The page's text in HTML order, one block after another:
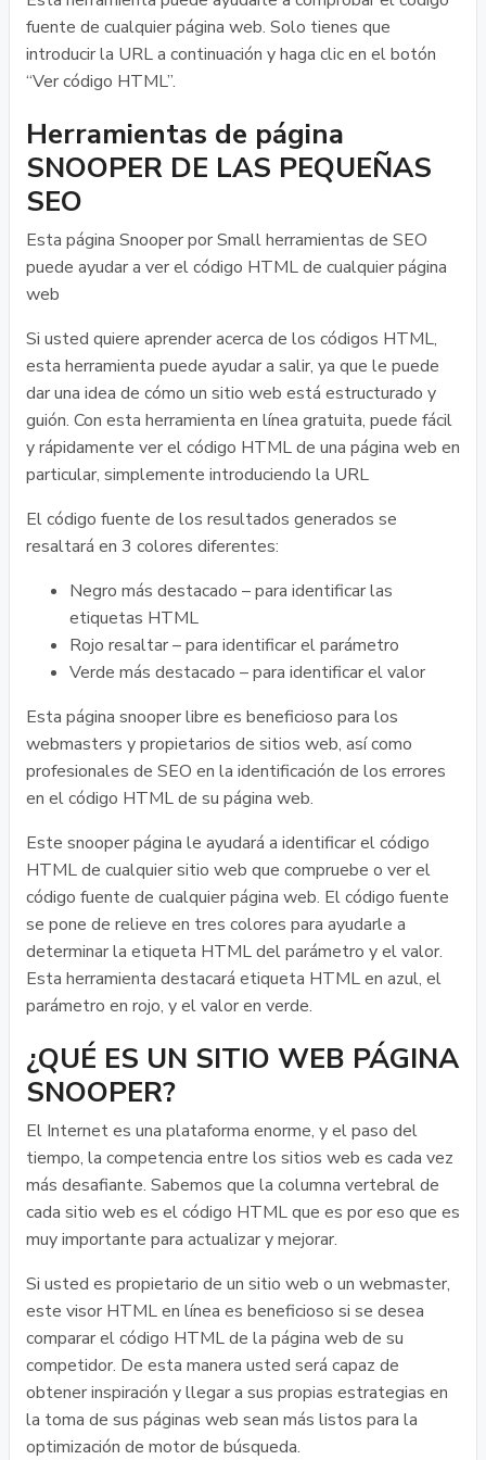
fuente de cualquier página web. Solo tienes que
introducir la URL a continuación y haga clic en el botón
“Ver código HTML”.
Herramientas de página
SNOOPER DE LAS PEQUEÑAS
SEO
Esta página Snooper por Small herramientas de SEO
puede ayudar a ver el código HTML de cualquier página
web
Si usted quiere aprender acerca de los códigos HTML,
esta herramienta puede ayudar a salir, ya que le puede
dar una idea de cómo un sitio web está estructurado y
guión. Con esta herramienta en línea gratuita, puede fácil
y rápidamente ver el código HTML de una página web en
particular, simplemente introduciendo la URL
El código fuente de los resultados generados se
resaltará en 3 colores diferentes:
Negro más destacado – para identificar las
etiquetas HTML
Rojo resaltar – para identificar el parámetro
Verde más destacado – para identificar el valor
Esta página snooper libre es beneficioso para los
webmasters y propietarios de sitios web, así como
profesionales de SEO en la identificación de los errores
en el código HTML de su página web.
Este snooper página le ayudará a identificar el código
HTML de cualquier sitio web que compruebe o ver el
código fuente de cualquier página web. El código fuente
se pone de relieve en tres colores para ayudarle a
determinar la etiqueta HTML del parámetro y el valor.
Esta herramienta destacará etiqueta HTML en azul, el
parámetro en rojo, y el valor en verde.
¿QUÉ ES UN SITIO WEB PÁGINA
SNOOPER?
El Internet es una plataforma enorme, y el paso del
tiempo, la competencia entre los sitios web es cada vez
más desafiante. Sabemos que la columna vertebral de
cada sitio web es el código HTML que es por eso que es
muy importante para actualizar y mejorar.
Si usted es propietario de un sitio web o un webmaster,
este visor HTML en línea es beneficioso si se desea
comparar el código HTML de la página web de su
competidor. De esta manera usted será capaz de
obtener inspiración y llegar a sus propias estrategias en
la toma de sus páginas web sean más listos para la
optimización de motor de búsqueda.